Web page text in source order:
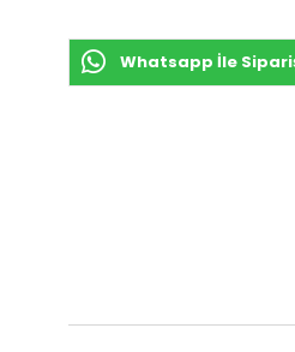
Whatsapp İle